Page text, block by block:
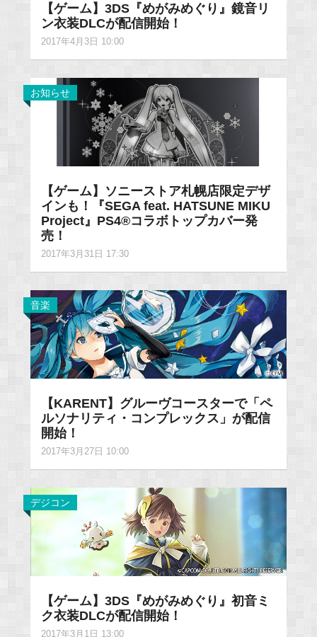
【ゲーム】3DS『めがみめぐり』鏡音リ
ン衣装DLCが配信開始！
2017年4月3日 10:00
お知らせ
【ゲーム】ソニーストア札幌店限定デザ
インも！『SEGA feat. HATSUNE MIKU
Project』PS4®コラボトップカバー発
売！
2017年3月31日 17:30
音楽
【KARENT】グルーヴコースターで「ペ
ルソナリティ・コンプレックス」が配信
開始！
2017年3月27日 10:00
デジコン
【ゲーム】3DS『めがみめぐり』初音ミ
ク衣装DLCが配信開始！
2017年3月1日 13:00